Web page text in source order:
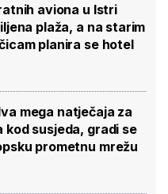
aviona u Istri
plaža, a na starim
planira se hotel
mega natječaja za
kod susjeda, gradi se
prometnu mrežu